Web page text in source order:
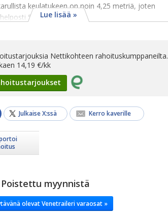
keulatukeen on noin 4,25 metriä, joten
5-metrinen vene.
Lue lisää »
Nettikohteen rahoituskumppaneilta.
14,19 €/kk
Julkaise X:ssä Kerro kaverille
Poistettu myynnistä
olevat Venetraileri varaosat »